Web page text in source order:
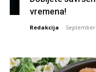
vremena!
Redakcija - September